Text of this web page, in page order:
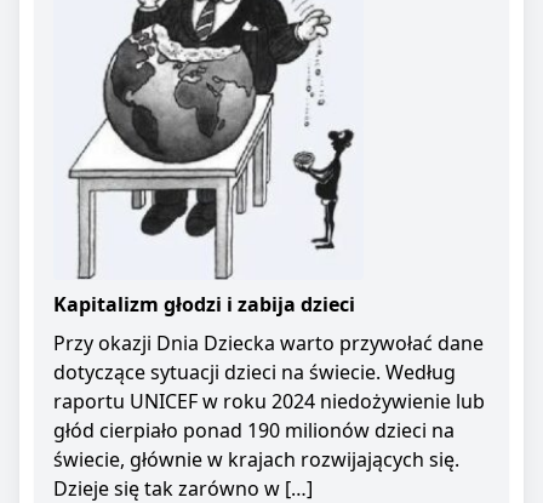
Kapitalizm głodzi i zabija dzieci
Przy okazji Dnia Dziecka warto przywołać dane
dotyczące sytuacji dzieci na świecie. Według
raportu UNICEF w roku 2024 niedożywienie lub
głód cierpiało ponad 190 milionów dzieci na
świecie, głównie w krajach rozwijających się.
Dzieje się tak zarówno w […]